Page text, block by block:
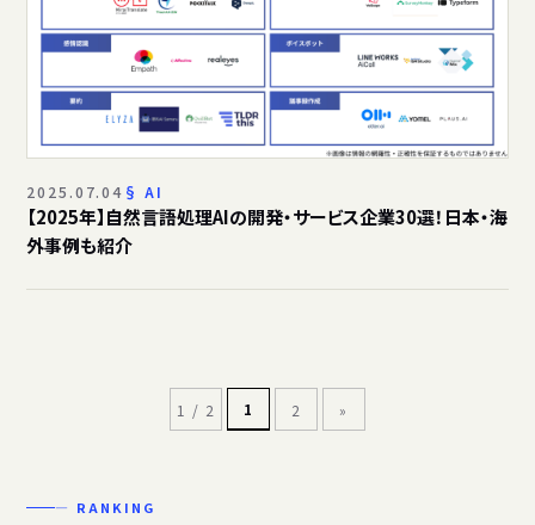
2025.07.04 AI
【2025年】自然言語処理AIの開発・サービス企業30選！日本・海
外事例も紹介
1 / 2 1 2 »
— RANKING